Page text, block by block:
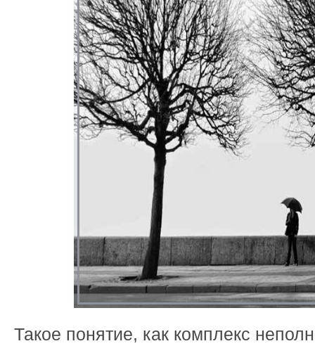
Такое понятие, как комплекс